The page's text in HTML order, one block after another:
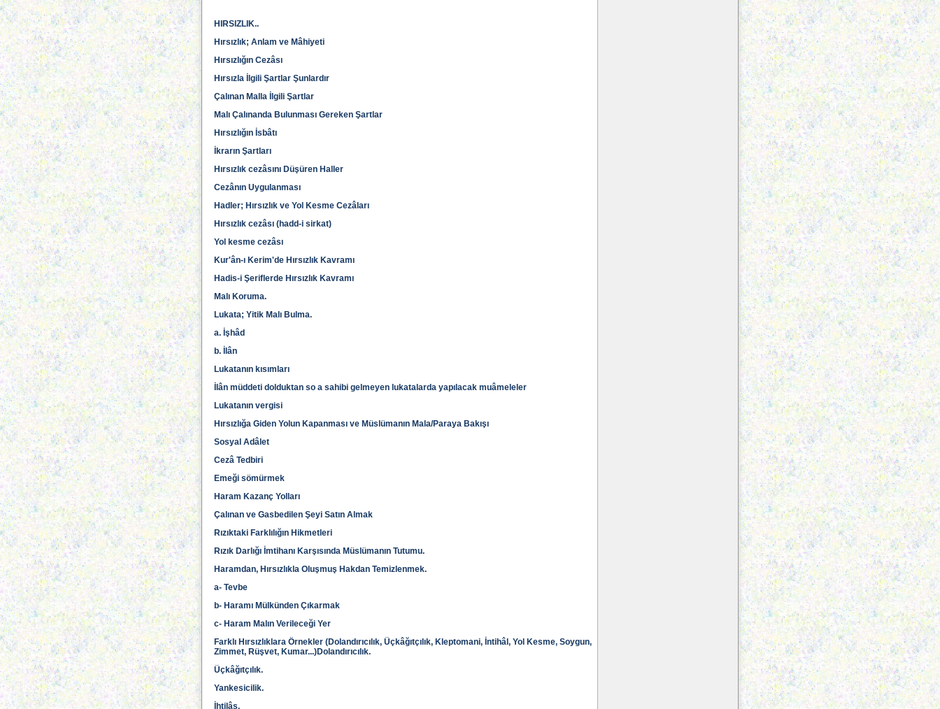
HIRSIZLIK..
Hırsızlık; Anlam ve Mâhiyeti
Hırsızlığın Cezâsı
Hırsızla İlgili Şartlar Şunlardır
Çalınan Malla İlgili Şartlar
Malı Çalınanda Bulunması Gereken Şartlar
Hırsızlığın İsbâtı
İkrarın Şartları
Hırsızlık cezâsını Düşüren Haller
Cezânın Uygulanması
Hadler; Hırsızlık ve Yol Kesme Cezâları
Hırsızlık cezâsı (hadd-i sirkat)
Yol kesme cezâsı
Kur'ân-ı Kerim'de Hırsızlık Kavramı
Hadis-i Şeriflerde Hırsızlık Kavramı
Malı Koruma.
Lukata; Yitik Malı Bulma.
a. İşhâd
b. İlân
Lukatanın kısımları
İlân müddeti dolduktan so a sahibi gelmeyen lukatalarda yapılacak muâmeleler
Lukatanın vergisi
Hırsızlığa Giden Yolun Kapanması ve Müslümanın Mala/Paraya Bakışı
Sosyal Adâlet
Cezâ Tedbiri
Emeği sömürmek
Haram Kazanç Yolları
Çalınan ve Gasbedilen Şeyi Satın Almak
Rızıktaki Farklılığın Hikmetleri
Rızık Darlığı İmtihanı Karşısında Müslümanın Tutumu.
Haramdan, Hırsızlıkla Oluşmuş Hakdan Temizlenmek.
a- Tevbe
b- Haramı Mülkünden Çıkarmak
c- Haram Malın Verileceği Yer
Farklı Hırsızlıklara Örnekler (Dolandırıcılık, Üçkâğıtçılık, Kleptomani, İntihâl, Yol Kesme, Soygun,
Zimmet, Rüşvet, Kumar...)Dolandırıcılık.
Üçkâğıtçılık.
Yankesicilik.
İhtilâs.